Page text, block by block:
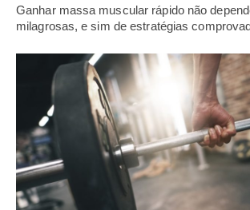
Ganhar massa muscular rápido não
milagrosas, e sim de estratégias